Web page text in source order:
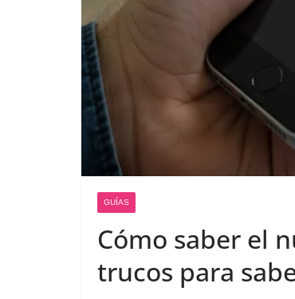
GUÍAS
Cómo saber el
trucos para